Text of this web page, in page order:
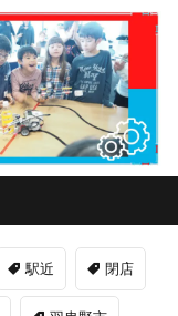
駅近 閉店